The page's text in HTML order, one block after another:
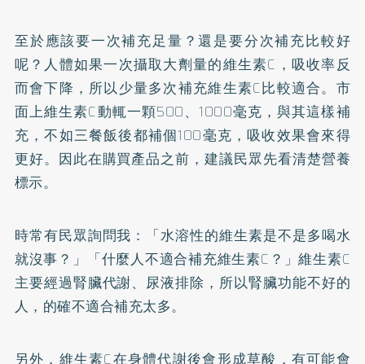
至於應該要一次補充足量？還是要分次補充比較好
呢？人體如果一次攝取大劑量的維生素C，吸收率反
而會下降，所以少量多次補充維生素C比較適合。市
面上維生素C動輒一顆500、1000毫克，與其這樣補
充，不如三餐飯後都補個100毫克，吸收效果會來得
更好。因此在購買產品之前，建議民眾先看清楚營養
標示。
時常有民眾詢問我：「水溶性的維生素是不是多喝水
就沒事？」「什麼人不適合補充維生素C？」維生素C
主要經過腎臟代謝、尿液排除，所以腎臟功能不好的
人，的確不適合補充太多。
另外，維生素C在身體代謝後會形成草酸，有可能會